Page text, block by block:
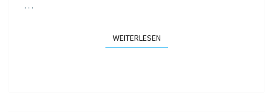
…
WEITERLESENWEITERLESEN